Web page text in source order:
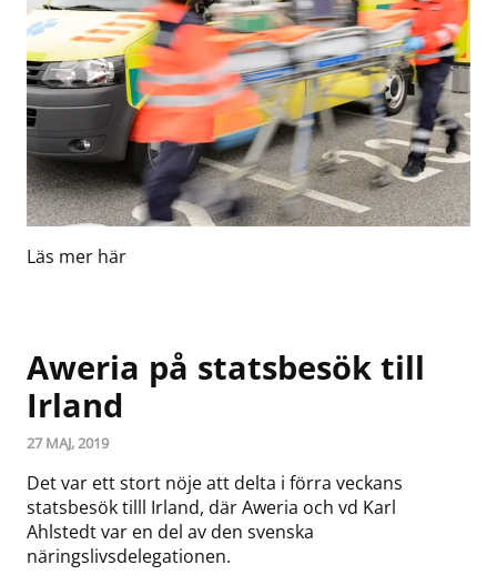
Läs mer här
Aweria på statsbesök till
Irland
27 MAJ, 2019
Det var ett stort nöje att delta i förra veckans
statsbesök tilll Irland, där Aweria och vd Karl
Ahlstedt var en del av den svenska
näringslivsdelegationen.